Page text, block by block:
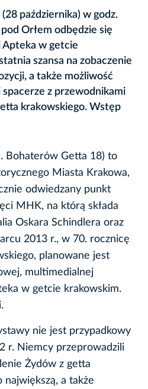
października) w godz.
Orłem odbędzie się
Apteka w getcie
szansa na zobaczenie
a także możliwość
spacerze z przewodnikami
krakowskiego. Wstęp
Bohaterów Getta 18) to
Miasta Krakowa,
odwiedzany punkt
MHK, na którą składa
Oskara Schindlera oraz
2013 r., w 70. rocznicę
planowane jest
multimedialnej
w getcie krakowskim.
nie jest przypadkowy
r. Niemcy przeprowadzili
Żydów z getta
największą, a także